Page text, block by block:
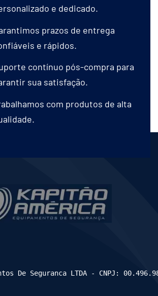
produto
e dedicado.
prazos de entrega
e rápidos.
contínuo pós-compra para
sua satisfação.
com produtos de alta
De Seguranca LTDA - CNPJ: